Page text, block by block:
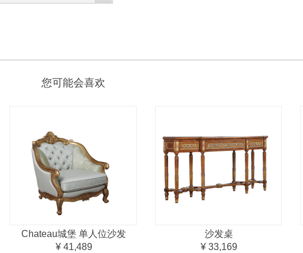
您可能会喜欢
Chateau城堡 单人位沙发
¥ 41,489
沙发桌
¥ 33,169